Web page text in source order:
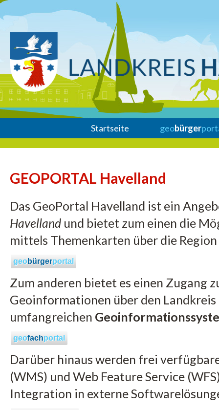
Startseite geobürger
GEOPORTAL Havelland
Das GeoPortal Havelland ist ein
Havelland und bietet zum einen die
mittels Themenkarten über die
geo bürgerportal
Zum anderen bietet es einen Zugang
Geoinformationen über den Landkreis
umfangreichen
geofachportal
Darüber hinaus werden frei
(WMS) und Web Feature Service
Integration in externe